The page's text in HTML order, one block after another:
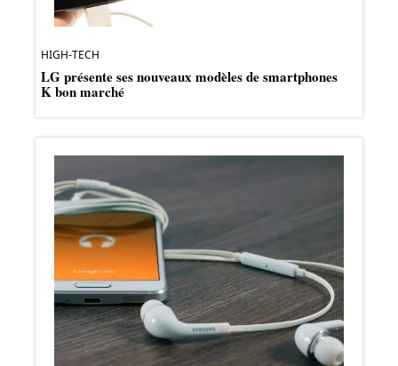
HIGH-TECH
LG présente ses nouveaux modèles de smartphones
K bon marché